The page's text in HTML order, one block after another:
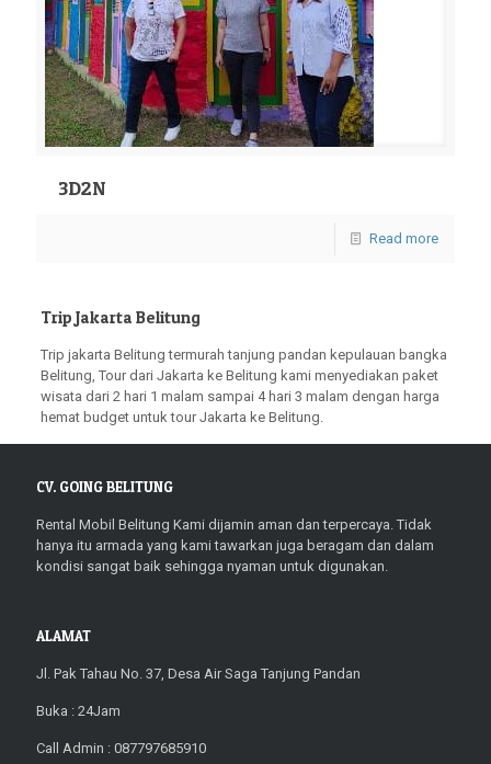
3D2N
Read more
Trip Jakarta Belitung
Trip jakarta Belitung termurah tanjung pandan kepulauan bangka
Belitung, Tour dari Jakarta ke Belitung kami menyediakan paket
wisata dari 2 hari 1 malam sampai 4 hari 3 malam dengan harga
hemat budget untuk tour Jakarta ke Belitung.
CV. GOING BELITUNG
Rental Mobil Belitung Kami dijamin aman dan terpercaya. Tidak
hanya itu armada yang kami tawarkan juga beragam dan dalam
kondisi sangat baik sehingga nyaman untuk digunakan.
ALAMAT
Jl. Pak Tahau No. 37, Desa Air Saga Tanjung Pandan
Buka : 24Jam
Call Admin : 087797685910